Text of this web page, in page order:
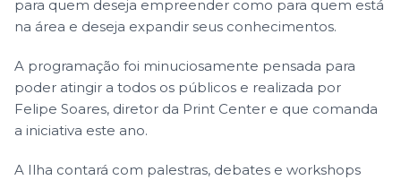
para quem deseja empreender como para quem está
na área e deseja expandir seus conhecimentos.
A programação foi minuciosamente pensada para
poder atingir a todos os públicos e realizada por
Felipe Soares, diretor da Print Center e que comanda
a iniciativa este ano.
A Ilha contará com palestras, debates e workshops